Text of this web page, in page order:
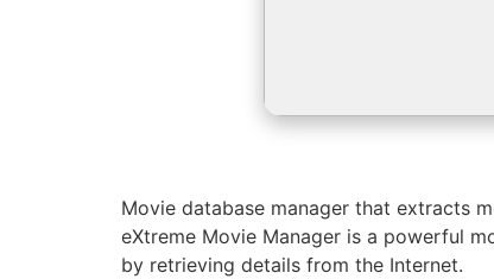
Movie database manager that extracts
eXtreme Movie Manager is a powerful
by retrieving details from the Internet.